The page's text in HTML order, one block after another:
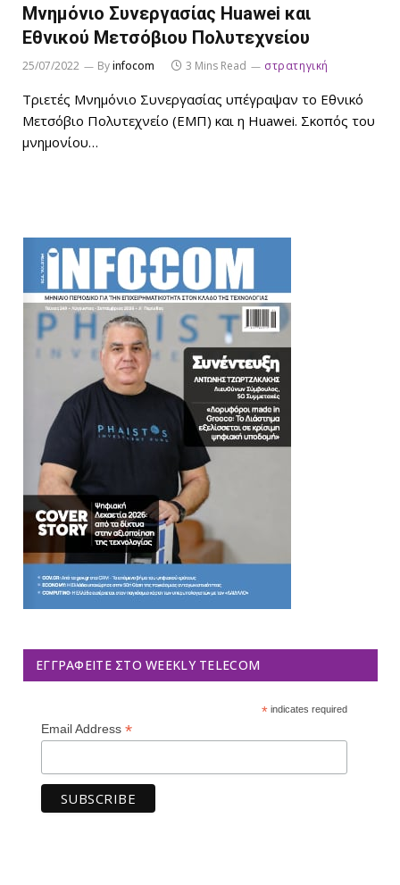
Μνημόνιο Συνεργασίας Huawei και
Εθνικού Μετσόβιου Πολυτεχνείου
25/07/2022 Byinfocom 3 Mins Read στρατηγική
Τριετές Μνημόνιο Συνεργασίας υπέγραψαν το Εθνικό
Μετσόβιο Πολυτεχνείο (ΕΜΠ) και η Ηuawei. Σκοπός του
μνημονίου…
ΕΓΓΡΑΦΕΊΤΕ ΣΤΟ WEEKLY TELECOM
*indicates required
Email Address *